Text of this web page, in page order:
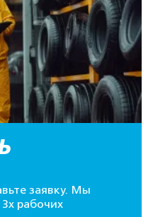
заявку. Мы
рабочих